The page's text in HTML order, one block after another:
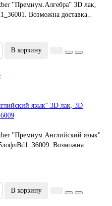
"Премиум.Алгебра" 3D лак,
Возможна доставка..
В корзину
язык" 3D лак, 3D
"Премиум.Английский язык"
Возможна
В корзину